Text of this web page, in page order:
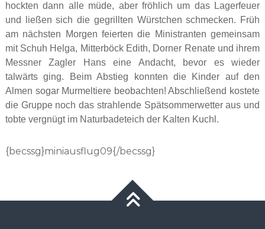
hockten dann alle müde, aber fröhlich um das Lagerfeuer
und ließen sich die gegrillten Würstchen schmecken. Früh
am nächsten Morgen feierten die Ministranten gemeinsam
mit Schuh Helga, Mitterböck Edith, Dorner Renate und ihrem
Messner Zagler Hans eine Andacht, bevor es wieder
talwärts ging. Beim Abstieg konnten die Kinder auf den
Almen sogar Murmeltiere beobachten! Abschließend kostete
die Gruppe noch das strahlende Spätsommerwetter aus und
tobte vergnügt im Naturbadeteich der Kalten Kuchl.
{becssg}miniausflug09{/becssg}